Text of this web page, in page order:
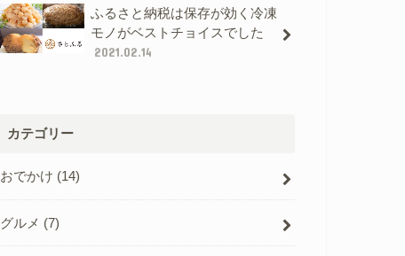
ふるさと納税は保存が効く冷凍
モノがベストチョイスでした
2021.02.14
カテゴリー
おでかけ (14)
グルメ (7)